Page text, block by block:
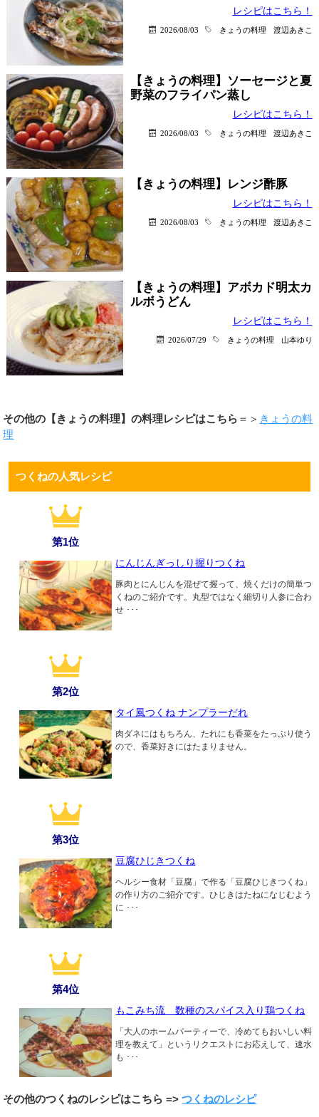
レシピはこちら！
2026/08/03 きょうの料理 渡辺あきこ
【きょうの料理】ソーセージと夏
野菜のフライパン蒸し
レシピはこちら！
2026/08/03 きょうの料理 渡辺あきこ
【きょうの料理】レンジ酢豚
レシピはこちら！
2026/08/03 きょうの料理 渡辺あきこ
【きょうの料理】アボカド明太カ
ルボうどん
レシピはこちら！
2026/07/29 きょうの料理 山本ゆり
その他の【きょうの料理】の料理レシピはこちら ＝＞ きょうの料
理
つくねの人気レシピ
第1位
にんじんぎっしり握りつくね
豚肉とにんじんを混ぜて握って、焼くだけの簡単つ
くねのご紹介です。丸型ではなく細切り人参に合わ
せ ･･･
第2位
タイ風つくね ナンプラーだれ
肉ダネにはもちろん、たれにも香菜をたっぷり使う
ので、香菜好きにはたまりません。
第3位
豆腐ひじきつくね
ヘルシー食材「豆腐」で作る「豆腐ひじきつくね」
の作り方のご紹介です。ひじきはたねになじむよう
に ･･･
第4位
もこみち流 数種のスパイス入り鶏つくね
「大人のホームパーティーで、冷めてもおいしい料
理を教えて」というリクエストにお応えして、速水
も ･･･
その他のつくねのレシピはこちら =>つくねのレシピ